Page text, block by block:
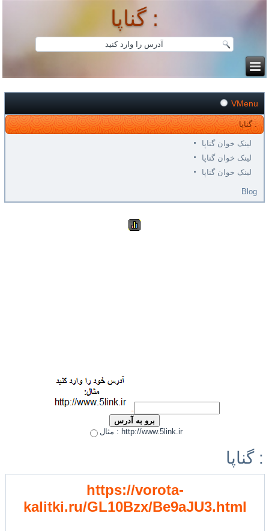
گناپا :
VMenu
گناپا :
لینک خوان گناپا
لینک خوان گناپا
لینک خوان گناپا
Blog
مثال : http://www.5link.ir
گناپا :
https://vorota-
kalitki.ru/GL10Bzx/Be9aJU3.html